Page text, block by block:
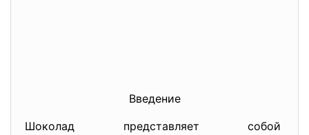
Введение
Шоколад представляет собой